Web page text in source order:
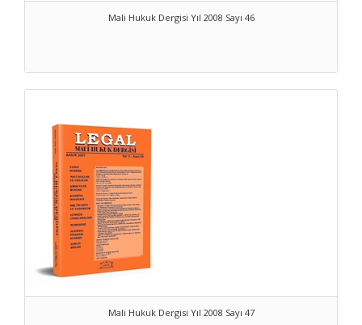
Mali Hukuk Dergisi Yıl 2008 Sayı 46
Mali Hukuk Dergisi Yıl 2008 Sayı 47